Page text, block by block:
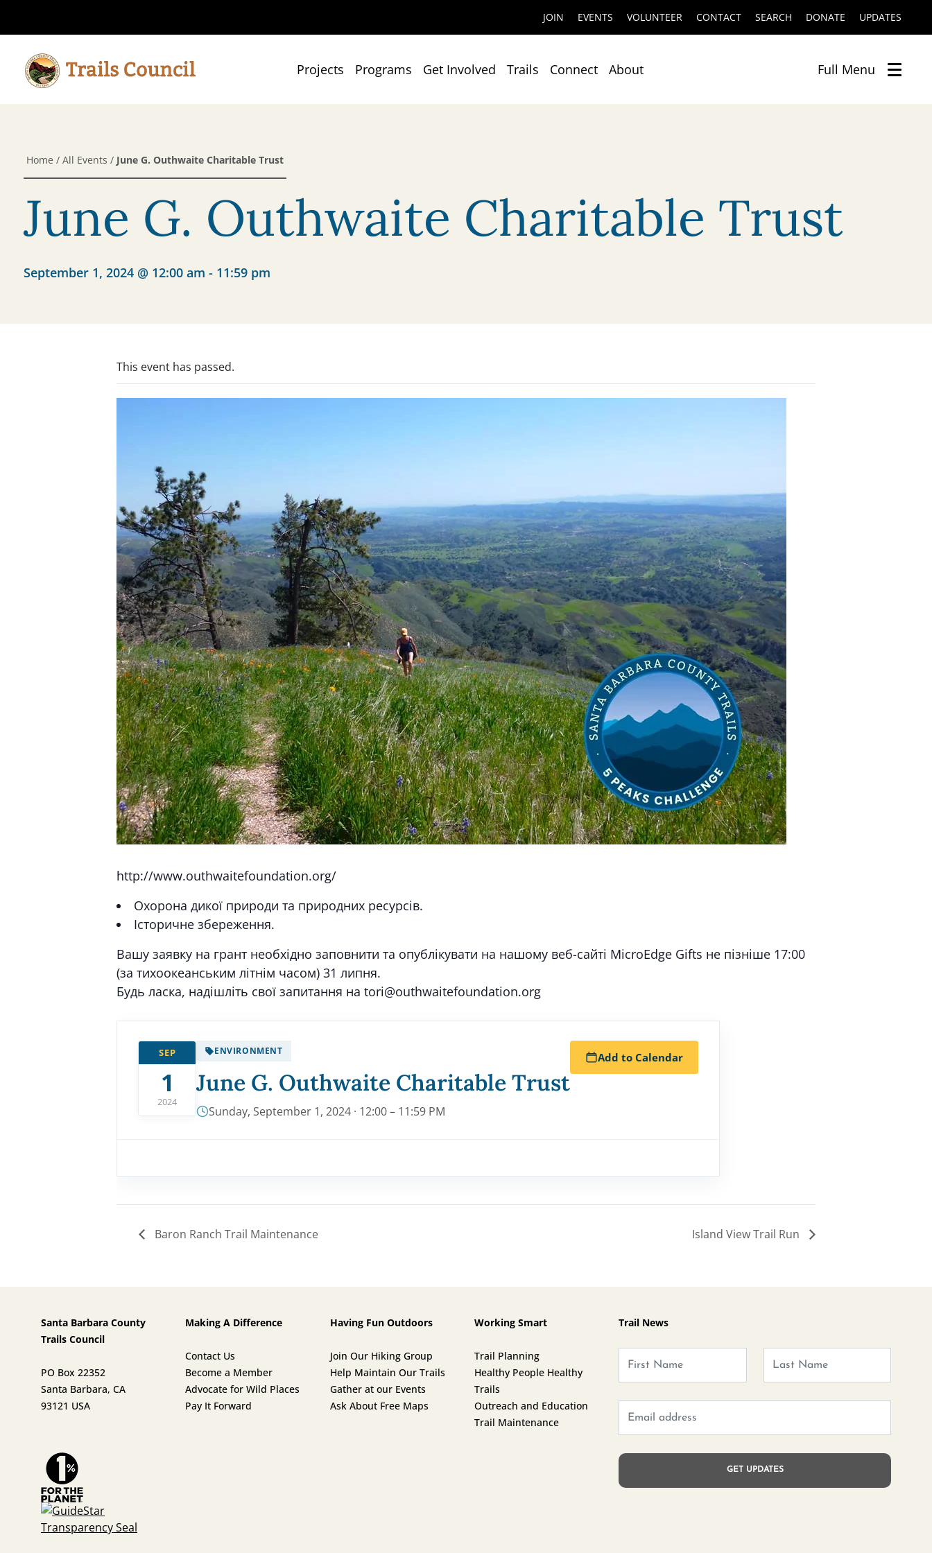
JOIN EVENTS VOLUNTEER CONTACT SEARCH DONATE UPDATES
Projects Programs Get Involved Trails Connect About Full Menu
Home / All Events / June G. Outhwaite Charitable Trust
June G. Outhwaite Charitable Trust
September 1, 2024 @ 12:00 am - 11:59 pm
This event has passed.
http://www.outhwaitefoundation.org/
Охорона дикої природи та природних ресурсів.
Історичне збереження.
Вашу заявку на грант необхідно заповнити та опублікувати на нашому веб-сайті MicroEdge Gifts не пізніше 17:00
(за тихоокеанським літнім часом) 31 липня.
Будь ласка, надішліть свої запитання на tori@outhwaitefoundation.org
SEP
1
2024
ENVIRONMENT
June G. Outhwaite Charitable Trust
Sunday, September 1, 2024 · 12:00 – 11:59 PM
Add to Calendar
Baron Ranch Trail Maintenance Island View Trail Run
Santa Barbara County
Trails Council
PO Box 22352
Santa Barbara, CA
93121 USA
Making A Difference
Contact Us
Become a Member
Advocate for Wild Places
Pay It Forward
Having Fun Outdoors
Join Our Hiking Group
Help Maintain Our Trails
Gather at our Events
Ask About Free Maps
Working Smart
Trail Planning
Healthy People Healthy
Trails
Outreach and Education
Trail Maintenance
Trail News